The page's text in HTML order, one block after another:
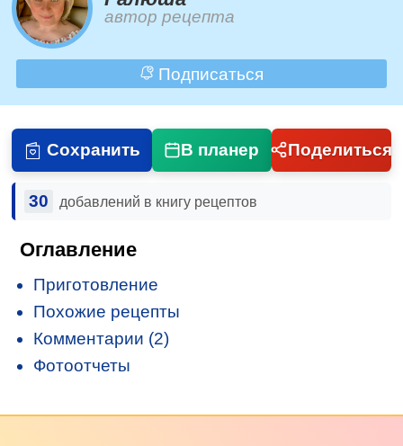
автор рецепта
Подписаться
Сохранить В планер Поделиться
30 добавлений в книгу рецептов
Оглавление
Приготовление
Похожие рецепты
Комментарии (2)
Фотоотчеты